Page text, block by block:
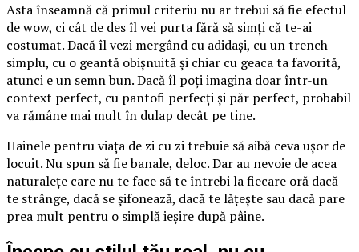
Asta înseamnă că primul criteriu nu ar trebui să fie efectul
de wow, ci cât de des îl vei purta fără să simți că te-ai
costumat. Dacă îl vezi mergând cu adidași, cu un trench
simplu, cu o geantă obișnuită și chiar cu geaca ta favorită,
atunci e un semn bun. Dacă îl poți imagina doar într-un
context perfect, cu pantofi perfecți și păr perfect, probabil
va rămâne mai mult în dulap decât pe tine.
Hainele pentru viața de zi cu zi trebuie să aibă ceva ușor de
locuit. Nu spun să fie banale, deloc. Dar au nevoie de acea
naturalețe care nu te face să te întrebi la fiecare oră dacă
te strânge, dacă se șifonează, dacă te lățește sau dacă pare
prea mult pentru o simplă ieșire după pâine.